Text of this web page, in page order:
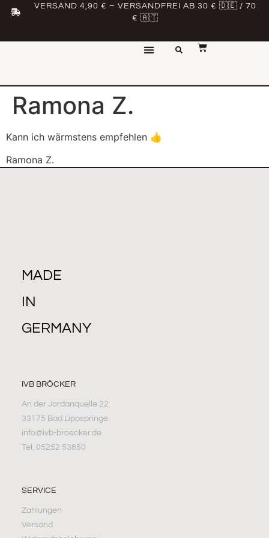
VERSAND 4,90 € – VERSANDFREI AB 30 € 🇩🇪 / 70
€ 🇦🇹
Ramona Z.
Kann ich wärmstens empfehlen 👍
Ramona Z.
MADE
IN
GERMANY
IVB BRÖCKER
An der Jordanquelle 22
33175 Bad Lippspringe
info@ivb-broecker.de
Tel. 05252 53850
SERVICE
Zahlungen
Versand